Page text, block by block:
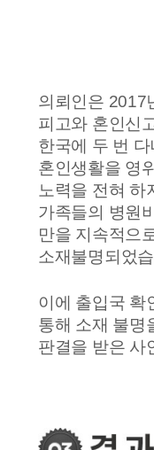
의뢰인은 2017
피고와 혼인신
한국에 두 번
혼인생활을 영
노력을 전혀 하
가족들의 병원
만을 지속적으
소재불명되었
이에 출입국 확
통해 소재 불명
판결을 받은 사